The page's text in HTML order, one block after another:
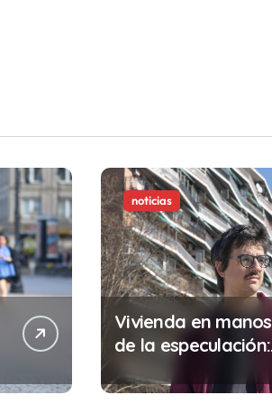
noticias
Vivienda en manos
de la especulación:
no te da para vivir